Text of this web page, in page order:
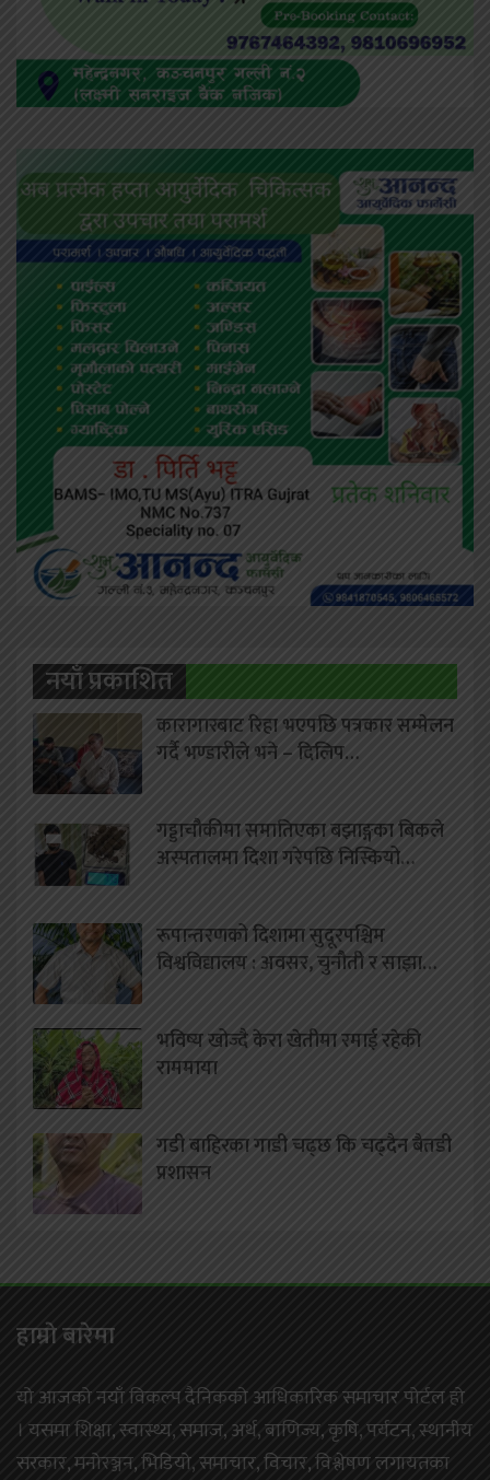
नयाँ प्रकाशित
कारागारबाट रिहा भएपछि पत्रकार सम्मेलन
गर्दै भण्डारीले भने – दिलिप…
गड्डाचौकीमा समातिएका बझाङ्गका बिकले
अस्पतालमा दिशा गरेपछि निस्कियो…
रूपान्तरणको दिशामा सुदूरपश्चिम
विश्वविद्यालय : अवसर, चुनौती र साझा…
भविष्य खोज्दै केरा खेतीमा रमाई रहेकी
राममाया
गडी बाहिरका गाडी चढ्छ कि चढ्दैन बैतडी
प्रशासन
हाम्राे बारेमा
यो आजको नयाँ विकल्प दैनिकको आधिकारिक समाचार पोर्टल हो
। यसमा शिक्षा, स्वास्थ्य, समाज, अर्थ, बाणिज्य, कृषि, पर्यटन, स्थानीय
सरकार, मनोरञ्जन, भिडियो, समाचार, विचार, विश्लेषण लगायतका